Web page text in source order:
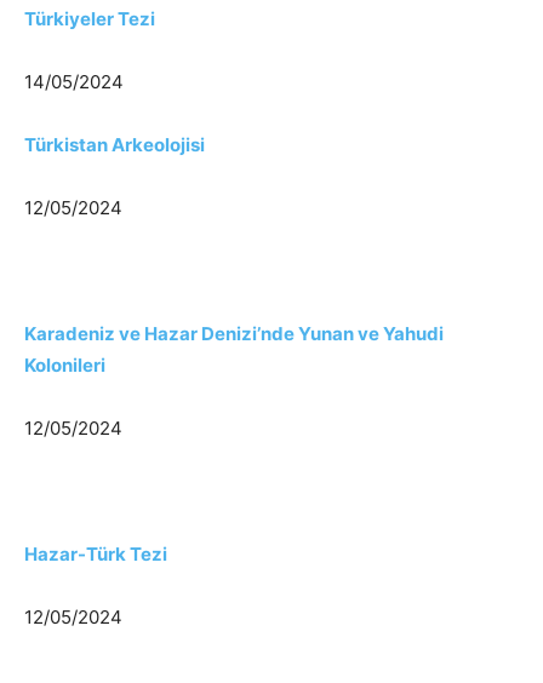
Türkiyeler Tezi
14/05/2024
Türkistan Arkeolojisi
12/05/2024
Karadeniz ve Hazar Denizi’nde Yunan ve Yahudi
Kolonileri
12/05/2024
Hazar-Türk Tezi
12/05/2024